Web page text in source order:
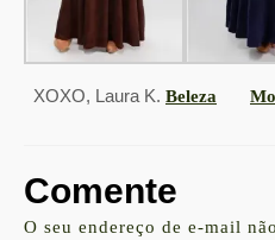
XOXO, Laura K. Beleza
Comente
O seu endereço de e-mail